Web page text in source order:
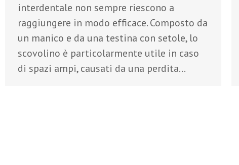
interdentale non sempre riescono a
raggiungere in modo efficace. Composto da
un manico e da una testina con setole, lo
scovolino è particolarmente utile in caso
di spazi ampi, causati da una perdita…